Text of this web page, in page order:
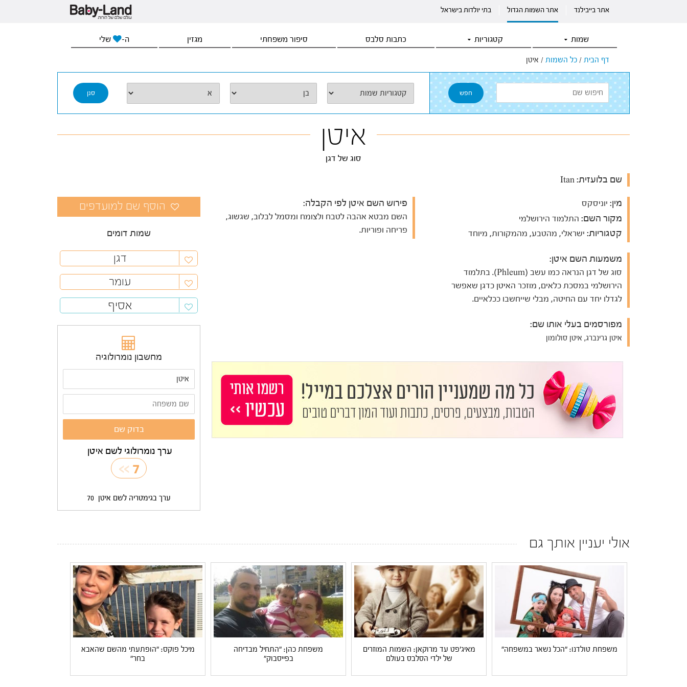
אתר בייבילנד אתר השמות הגדול בתי יולדות בישראל
שמות קטגוריות כתבות סלבס סיפור משפחתי מגזין ה- שלי
דף הבית / כל השמות / איטן
איטן
סוג של דגן
שם בלועזית:
מין: יוניסקס
מקור השם: התלמוד הירושלמי
קטגוריות: ישראלי, מהטבע, מהמקורות, מיוחד
משמעות השם איטן:
סוג של דגן הנראה כמו עשב (Phleum). בתלמוד
הירושלמי במסכת כלאים, מוזכר האיטן כדגן שאפשר
לגדלו יחד עם החיטה, מבלי שייחשבו ככלאיים.
מפורסמים בעלי אותו שם:
איטן גרינברג, איטן סולומון
פירוש השם איטן לפי הקבלה:
השם מבטא אהבה לטבח ולצומח ומסמל לבלוב, שגשוג,
פריחה ופוריות.
שמות דומים
דגן
עומר
אסיף
מחשבון נומרולוגיה
ערך נומרולוגי לשם איטן
7
>>
ערך בגימטריה לשם איטן 70
אולי יעניין אותך גם
משפחת טולדנו: "הכל נשאר במשפחה"
מאיג'פט עד מרוקאן: השמות המוזרים
של ילדי הסלבס בעולם
משפחת כהן: "התחיל מבדיחה
בפייסבוק"
מיכל פוקס: "הופתעתי מהשם שהאבא
בחר"